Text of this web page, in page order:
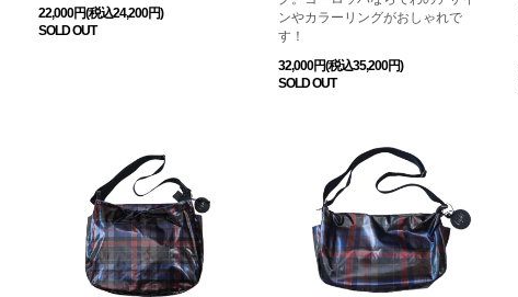
22,000円(税込24,200円)
SOLD OUT
ンやカラーリングがおしゃれで
す！
32,000円(税込35,200円)
SOLD OUT